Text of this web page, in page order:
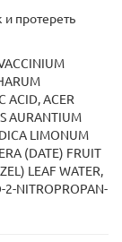
протереть
ACID, ACER
AURANTIUM
LIMONUM
(DATE) FRUIT
LEAF WATER,
2-NITROPROPAN-